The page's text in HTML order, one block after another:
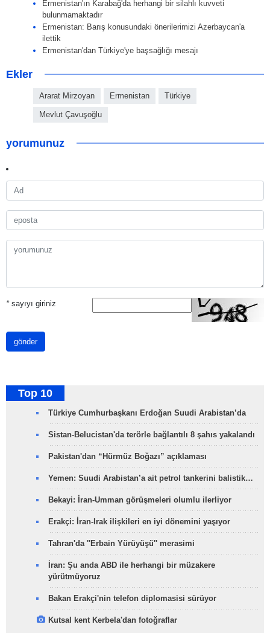
Ermenistan'ın Karabağ'da herhangi bir silahlı kuvveti
bulunmamaktadır
Ermenistan: Barış konusundaki önerilerimizi Azerbaycan'a
ilettik
Ermenistan'dan Türkiye'ye başsağlığı mesajı
Ekler
Ararat Mirzoyan Ermenistan Türkiye
Mevlut Çavuşoğlu
yorumunuz
*sayıyı giriniz
gönder
Top 10
Türkiye Cumhurbaşkanı Erdoğan Suudi Arabistan’da
Sistan-Belucistan'da terörle bağlantılı 8 şahıs yakalandı
Pakistan'dan “Hürmüz Boğazı” açıklaması
Yemen: Suudi Arabistan’a ait petrol tankerini balistik…
Bekayi: İran-Umman görüşmeleri olumlu ilerliyor
Erakçi: İran-Irak ilişkileri en iyi dönemini yaşıyor
Tahran'da ''Erbain Yürüyüşü'' merasimi
İran: Şu anda ABD ile herhangi bir müzakere
yürütmüyoruz
Bakan Erakçi'nin telefon diplomasisi sürüyor
Kutsal kent Kerbela'dan fotoğraflar